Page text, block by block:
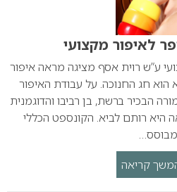
לאיפור מקצועי
ע”ש רוית אסף מציגה מראה איפור
הוא חג החנוכה. על עבודת האיפור
הבכיר ברשת, בן רביבו והדוגמנית
היא רותם לביא. הקונספט הכללי
מבוסס…
קריאה